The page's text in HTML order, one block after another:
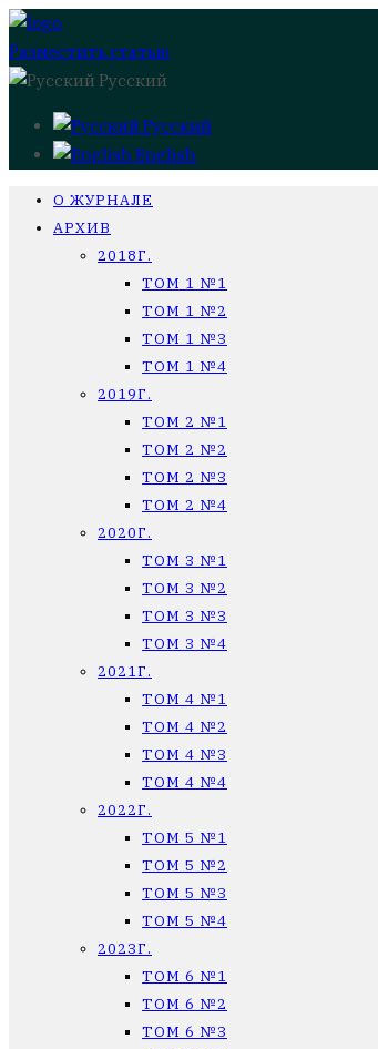
Разместить статью
Русский
Русский
English
О ЖУРНАЛЕ
АРХИВ
2018Г.
ТОМ 1 №1
ТОМ 1 №2
ТОМ 1 №3
ТОМ 1 №4
2019Г.
ТОМ 2 №1
ТОМ 2 №2
ТОМ 2 №3
ТОМ 2 №4
2020Г.
ТОМ 3 №1
ТОМ 3 №2
ТОМ 3 №3
ТОМ 3 №4
2021Г.
ТОМ 4 №1
ТОМ 4 №2
ТОМ 4 №3
ТОМ 4 №4
2022Г.
ТОМ 5 №1
ТОМ 5 №2
ТОМ 5 №3
ТОМ 5 №4
2023Г.
ТОМ 6 №1
ТОМ 6 №2
ТОМ 6 №3